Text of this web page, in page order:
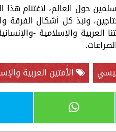
حول العالم، لاغتنام
ونبذ كل أشكال الفرقة
العربية والإسلامية -
الأمتين العربية